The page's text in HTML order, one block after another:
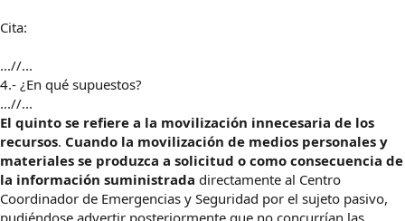
Cita:
...//...
4.- ¿En qué supuestos?
...//...
El quinto se refiere a la movilización innecesaria de los
recursos. Cuando la movilización de medios personales y
materiales se produzca a solicitud o como consecuencia de
la información suministrada directamente al Centro
Coordinador de Emergencias y Seguridad por el sujeto pasivo,